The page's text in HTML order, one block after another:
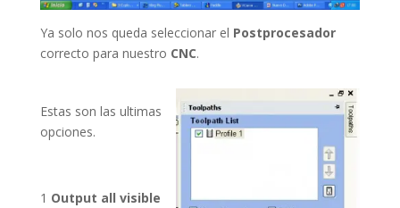
Ya solo nos queda seleccionar el Postprocesador
correcto para nuestro CNC.
Estas son las ultimas
opciones.
1 Output all visible